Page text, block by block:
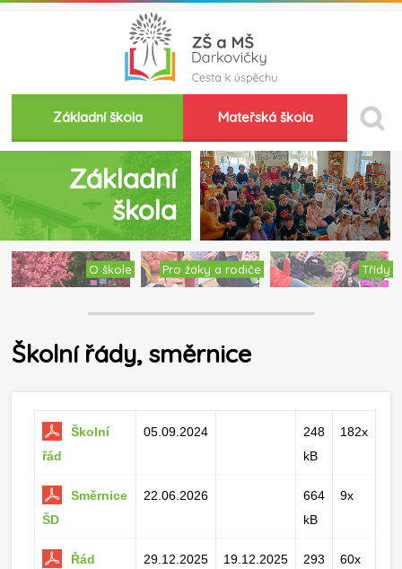
Základní škola Mateřská škola
Základní
škola
O škole Pro žáky a rodiče Třídy
Školní řády, směrnice
Školní
řád
05.09.2024
248
kB
182x
Směrnice
ŠD
22.06.2026
664
kB
9x
Řád
29.12.2025 19.12.2025
293
60x